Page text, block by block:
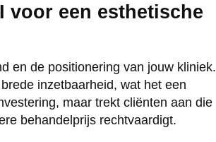
voor een esthetische
en de positionering van jouw kliniek.
inzetbaarheid, wat het een
maar trekt cliënten aan die
behandelprijs rechtvaardigt.